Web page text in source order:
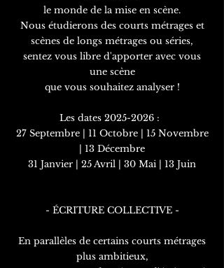
le monde de la mise en scène.
Nous étudierons des courts métrages et
scènes de longs métrages ou séries,
sentez vous libre d'apporter avec vous
une scène
que vous souhaitez analyser !
Les dates 2025-2026:
27 Septembre | 11 Octobre | 15 Novembre
| 13 Décembre
31 Janvier | 25 Avril | 30 Mai | 13 Juin
- ÉCRITURE COLLECTIVE -
En parallèles de certains courts métrages
plus ambitieux,